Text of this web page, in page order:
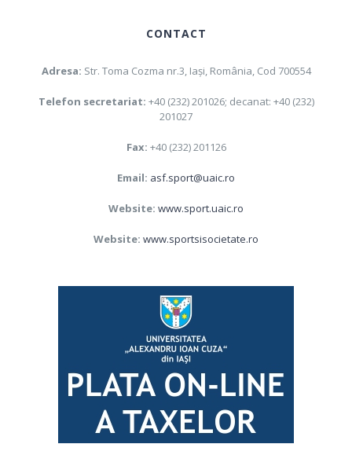
CONTACT
Adresa: Str. Toma Cozma nr.3, Iaşi, România, Cod 700554
Telefon secretariat: +40 (232) 201026; decanat: +40 (232)
201027
Fax: +40 (232) 201126
Email: asf.sport@uaic.ro
Website: www.sport.uaic.ro
Website: www.sportsisocietate.ro